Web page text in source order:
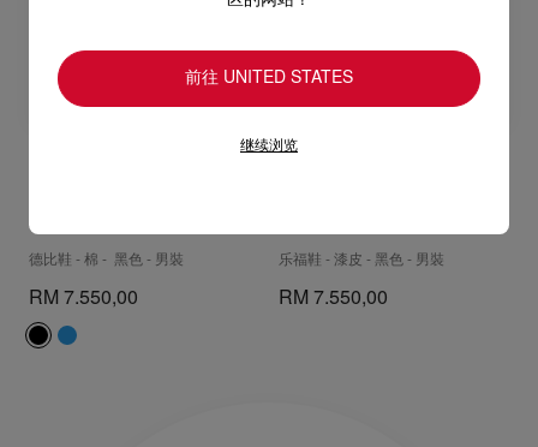
Strass
德比鞋 - 棉 - 黑色 - 男裝
RM 7.550,00
乐福鞋 - 漆皮 - 黑色 - 男裝
RM 7.550,00
前往 UNITED STATES
继续浏览